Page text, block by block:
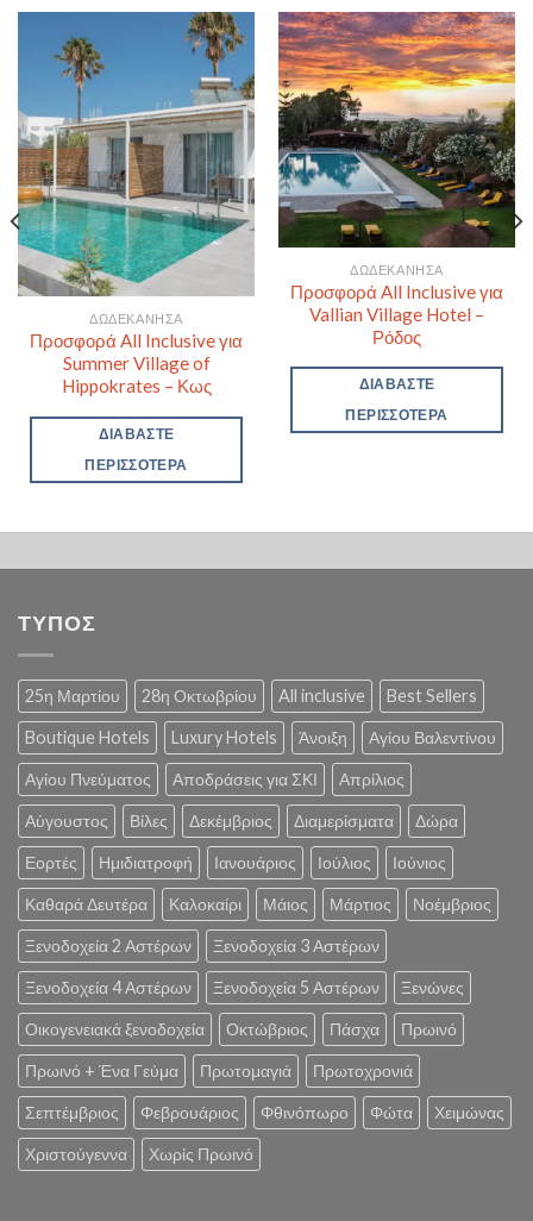
ΔΩΔΕΚΆΝΗΣΑ
Προσφορά All Inclusive για
Summer Village of
Hippokrates – Κως
ΔΙΑΒΆΣΤΕ
ΠΕΡΙΣΣΌΤΕΡΑ
ΔΩΔΕΚΆΝΗΣΑ
Προσφορά All Inclusive για
Vallian Village Hotel –
Ρόδος
ΔΙΑΒΆΣΤΕ
ΠΕΡΙΣΣΌΤΕΡΑ
ΤΥΠΟΣ
25η Μαρτίου 28η Οκτωβρίου All inclusive Best Sellers
Boutique Hotels Luxury Hotels Άνοιξη Αγίου Βαλεντίνου
Αγίου Πνεύματος Αποδράσεις για ΣΚΙ Απρίλιος
Αύγουστος Βίλες Δεκέμβριος Διαμερίσματα Δώρα
Εορτές Ημιδιατροφή Ιανουάριος Ιούλιος Ιούνιος
Καθαρά Δευτέρα Καλοκαίρι Μάιος Μάρτιος Νοέμβριος
Ξενοδοχεία 2 Αστέρων Ξενοδοχεία 3 Αστέρων
Ξενοδοχεία 4 Αστέρων Ξενοδοχεία 5 Αστέρων Ξενώνες
Οικογενειακά ξενοδοχεία Οκτώβριος Πάσχα Πρωινό
Πρωινό + Ένα Γεύμα Πρωτομαγιά Πρωτοχρονιά
Σεπτέμβριος Φεβρουάριος Φθινόπωρο Φώτα Χειμώνας
Χριστούγεννα Χωρίς Πρωινό